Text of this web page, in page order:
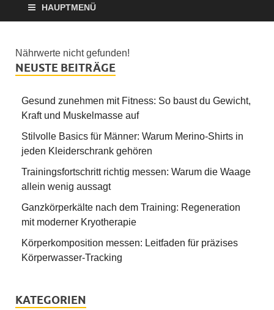
HAUPTMENÜ
Nährwerte nicht gefunden!
NEUSTE BEITRÄGE
Gesund zunehmen mit Fitness: So baust du Gewicht,
Kraft und Muskelmasse auf
Stilvolle Basics für Männer: Warum Merino-Shirts in
jeden Kleiderschrank gehören
Trainingsfortschritt richtig messen: Warum die Waage
allein wenig aussagt
Ganzkörperkälte nach dem Training: Regeneration
mit moderner Kryotherapie
Körperkomposition messen: Leitfaden für präzises
Körperwasser-Tracking
KATEGORIEN